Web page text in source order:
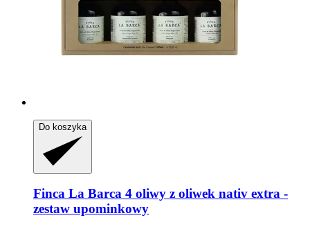
Do koszyka
Finca La Barca 4 oliwy z oliwek nativ extra -​
zestaw upominkowy